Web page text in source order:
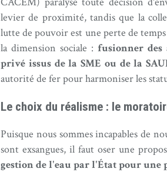
levier de proximité, tandis que la
lutte de pouvoir est une perte de
la dimension sociale :fusionner des
privé issus de la SME ou de la
autorité de fer pour harmoniser les
Le choix du réalisme : le
Puisque nous sommes incapables de
sont exsangues, il faut oser une
gestion de l'eau par l'État pour une